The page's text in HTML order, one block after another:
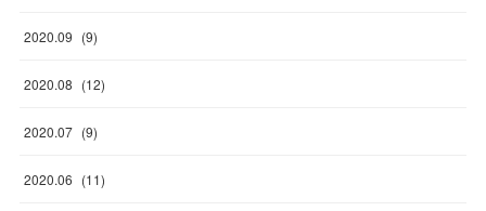
2020.09 (9)
2020.08 (12)
2020.07 (9)
2020.06 (11)